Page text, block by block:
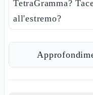
TetraGramma?
all'estremo?